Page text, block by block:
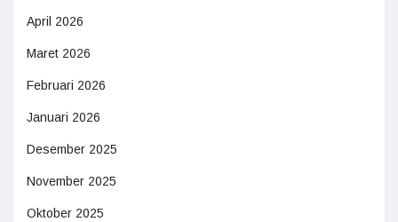
April 2026
Maret 2026
Februari 2026
Januari 2026
Desember 2025
November 2025
Oktober 2025